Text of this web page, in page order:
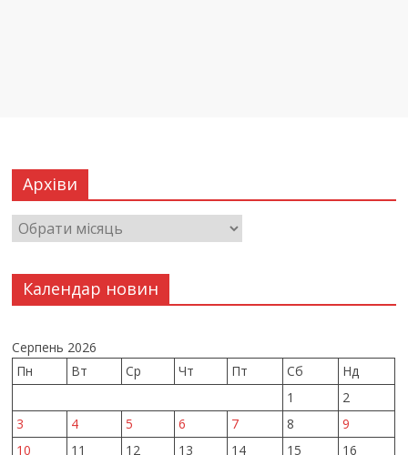
Архіви
Календар новин
Серпень 2026
Пн
Вт Ср Чт Пт Сб
Нд
1
2
3
4 5 6 7 8
9
10
11 12 13 14 15
16